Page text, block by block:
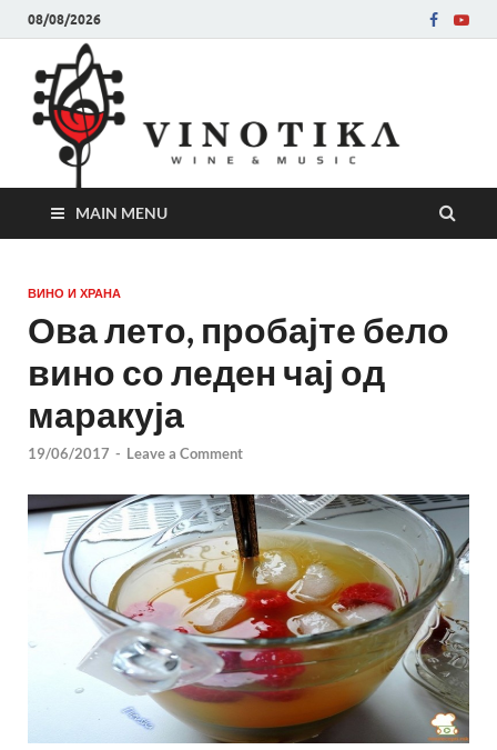
08/08/2026
MAIN MENU
ВИНО И ХРАНА
Ова лето, пробајте бело
вино со леден чај од
маракуја
19/06/2017 - Leave a Comment